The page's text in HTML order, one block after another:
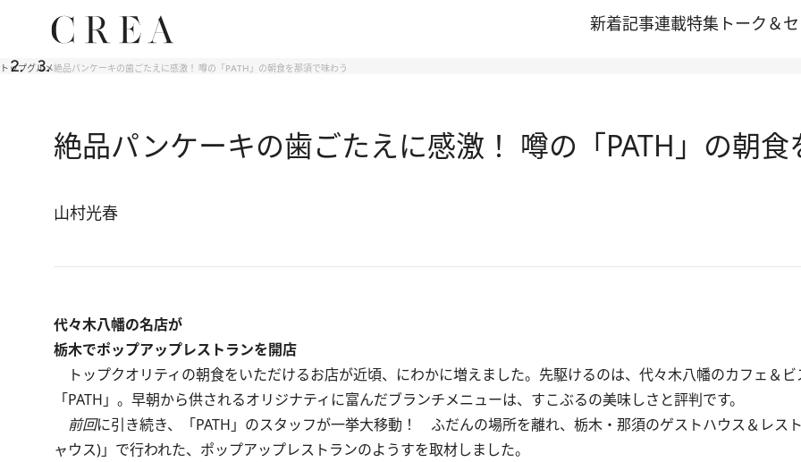
新着記事連載特集 トーク＆
トップグルメ絶品パンケーキの歯ごたえに感激！ 噂の「PATH」の朝食を那須で味わう
絶品パンケーキの歯ごたえに感激！ 噂の「PATH」の朝
山村光春
代々木八幡の名店が
栃木でポップアップレストランを開店
トップクオリティの朝食をいただけるお店が近頃、にわかに増えました。先駆けるのは、代々木八幡のカフェ＆ビ
「PATH」。早朝から供されるオリジナティに富んだブランチメニューは、すこぶるの美味しさと評判です。
前回に引き続き、「PATH」のスタッフが一挙大移動！ ふだんの場所を離れ、栃木・那須のゲストハウス＆レス
ャウス)」で行われた、ポップアップレストランのようすを取材しました。